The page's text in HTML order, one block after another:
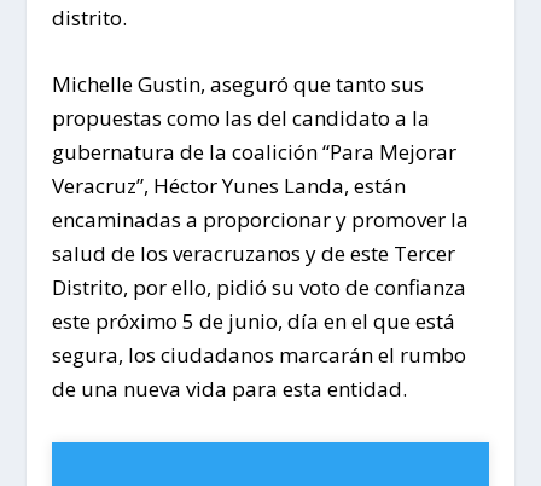
distrito.
Michelle Gustin, aseguró que tanto sus
propuestas como las del candidato a la
gubernatura de la coalición “Para Mejorar
Veracruz”, Héctor Yunes Landa, están
encaminadas a proporcionar y promover la
salud de los veracruzanos y de este Tercer
Distrito, por ello, pidió su voto de confianza
este próximo 5 de junio, día en el que está
segura, los ciudadanos marcarán el rumbo
de una nueva vida para esta entidad.